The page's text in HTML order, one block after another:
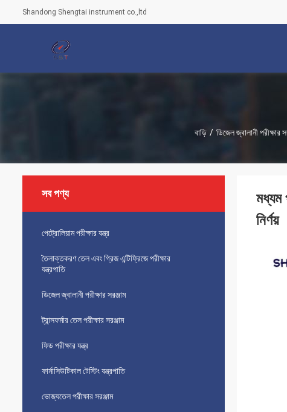
Shandong Shengtai instrument co.,ltd
বাড়ি / ডিজেল জ্বালানী পরীক্ষার
সব পণ্য
পেট্রোলিয়াম পরীক্ষার যন্ত্র
তৈলাক্তকরণ তেল এবং গ্রিজ এন্টিফ্রিজে পরীক্ষার
যন্ত্রপাতি
ডিজেল জ্বালানী পরীক্ষার সরঞ্জাম
ট্রান্সফর্মার তেল পরীক্ষার সরঞ্জাম
ফিড পরীক্ষার যন্ত্র
ফার্মাসিউটিকাল টেস্টিং যন্ত্রপাতি
ভোজ্যতেল পরীক্ষার সরঞ্জাম
মধ্যম
নির্ণয়